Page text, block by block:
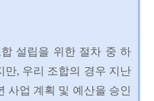
설립을 위한 절차 중 하
만, 우리 조합의 경우 지난
사업 계획 및 예산을 승인